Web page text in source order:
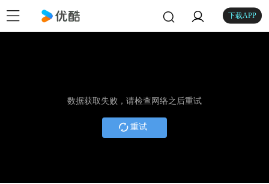
下载APP
数据获取失败，请检查网络之后重试
重试